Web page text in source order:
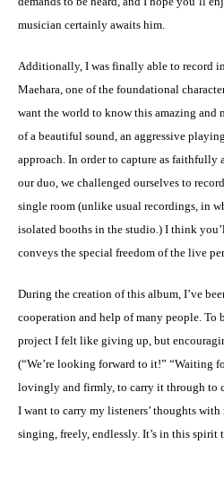
musician certainly awaits him.
Additionally, I was finally able to record
Maehara, one of the foundational
want the world to know this amazing and
of a beautiful sound, an aggressive
approach. In order to capture as faithfully
our duo, we challenged ourselves to
single room (unlike usual recordings, in
isolated booths in the studio.) I think
conveys the special freedom of the live
During the creation of this album, I’ve
cooperation and help of many people. To
project I felt like giving up, but
(“We’re looking forward to it!” “Waiting
lovingly and firmly, to carry it through to
I want to carry my listeners’ thoughts
singing, freely, endlessly. It’s in this spirit